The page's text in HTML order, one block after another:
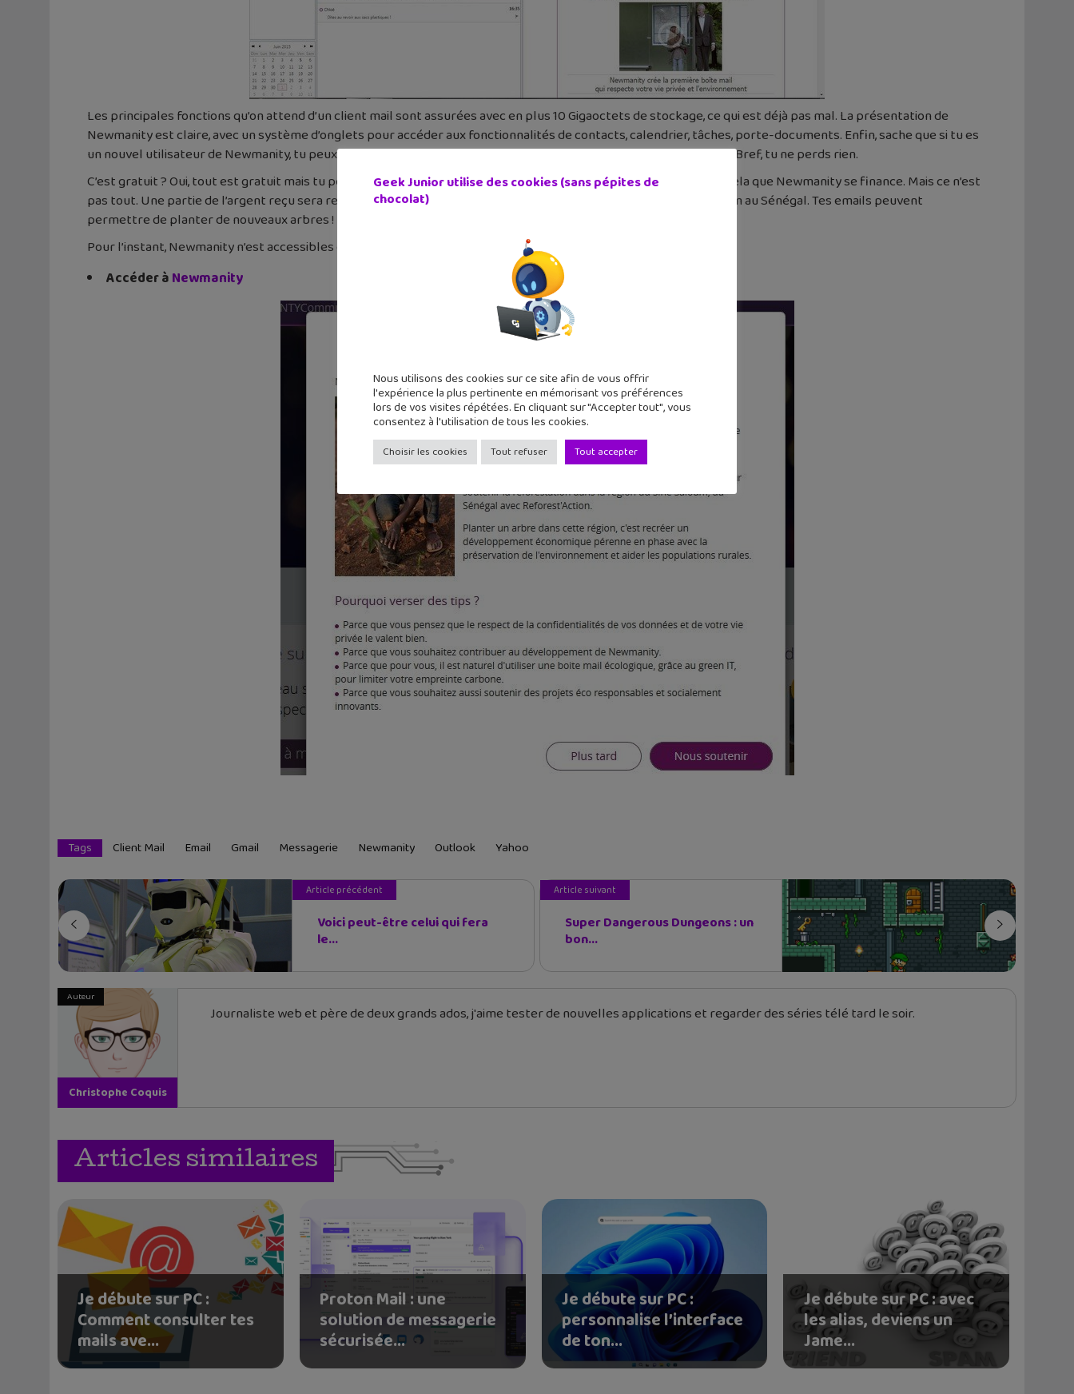
Les principales fonctions qu’on attend d’un client mail sont assurées avec en plus 10 Gigaoctets de stockage, ce qui est déjà pas mal. La présentation de
Newmanity est claire, avec un système d’onglets pour accéder aux fonctionnalités de contacts, calendrier, tâches, porte-documents. Enfin, sache que si tu es
un nouvel utilisateur de Newmanity, tu peux importer tes contacts, emails et agenda de ton ancienne messagerie. Bref, tu ne perds rien.
C’est gratuit ? Oui, tout est gratuit mais tu peux aussi soutenir le projet en donner un peu d’argent. C’est comme cela que Newmanity se finance. Mais ce n’est
pas tout. Une partie de l’argent reçu sera redistribuée pour soutenir la reforestation dans la région de Sine Saloum au Sénégal. Tes emails peuvent
permettre de planter de nouveaux arbres !
Pour l’instant, Newmanity n’est accessibles que via un navigateur web. On attend vite une application mobile.
Accéder àNewmanity
Tags Client Mail Email Gmail Messagerie Newmanity Outlook Yahoo
Article précédent
Voici peut-être celui qui fera
le...
Article suivant
Super Dangerous Dungeons : un
bon...
Auteur
Christophe Coquis
Journaliste web et père de deux grands ados, j'aime tester de nouvelles applications et regarder des séries télé tard le soir.
Articles similaires
Je débute sur PC :
Comment consulter tes
mails ave...
Proton Mail : une
solution de messagerie
sécurisée...
Je débute sur PC :
personnalise l’interface
de ton...
Je débute sur PC : avec
les alias, deviens un
Jame...
Geek Junior utilise des cookies (sans pépites de
chocolat)
Nous utilisons des cookies sur ce site afin de vous offrir
l'expérience la plus pertinente en mémorisant vos préférences
lors de vos visites répétées. En cliquant sur "Accepter tout", vous
consentez à l'utilisation de tous les cookies.
Choisir les cookies Tout refuser Tout accepter